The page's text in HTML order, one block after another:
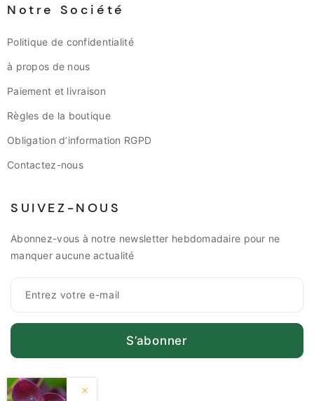
Notre Société
Politique de confidentialité
à propos de nous
Paiement et livraison
Règles de la boutique
Obligation d’information RGPD
Contactez-nous
SUIVEZ-NOUS
Abonnez-vous à notre newsletter hebdomadaire pour ne
manquer aucune actualité
S’abonner